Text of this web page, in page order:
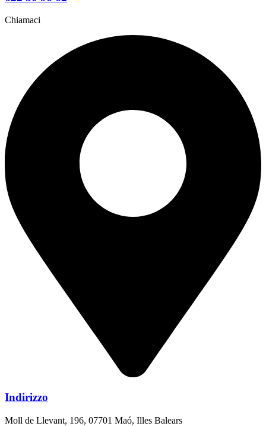
Chiamaci
Indirizzo
Moll de Llevant, 196, 07701 Maó, Illes Balears